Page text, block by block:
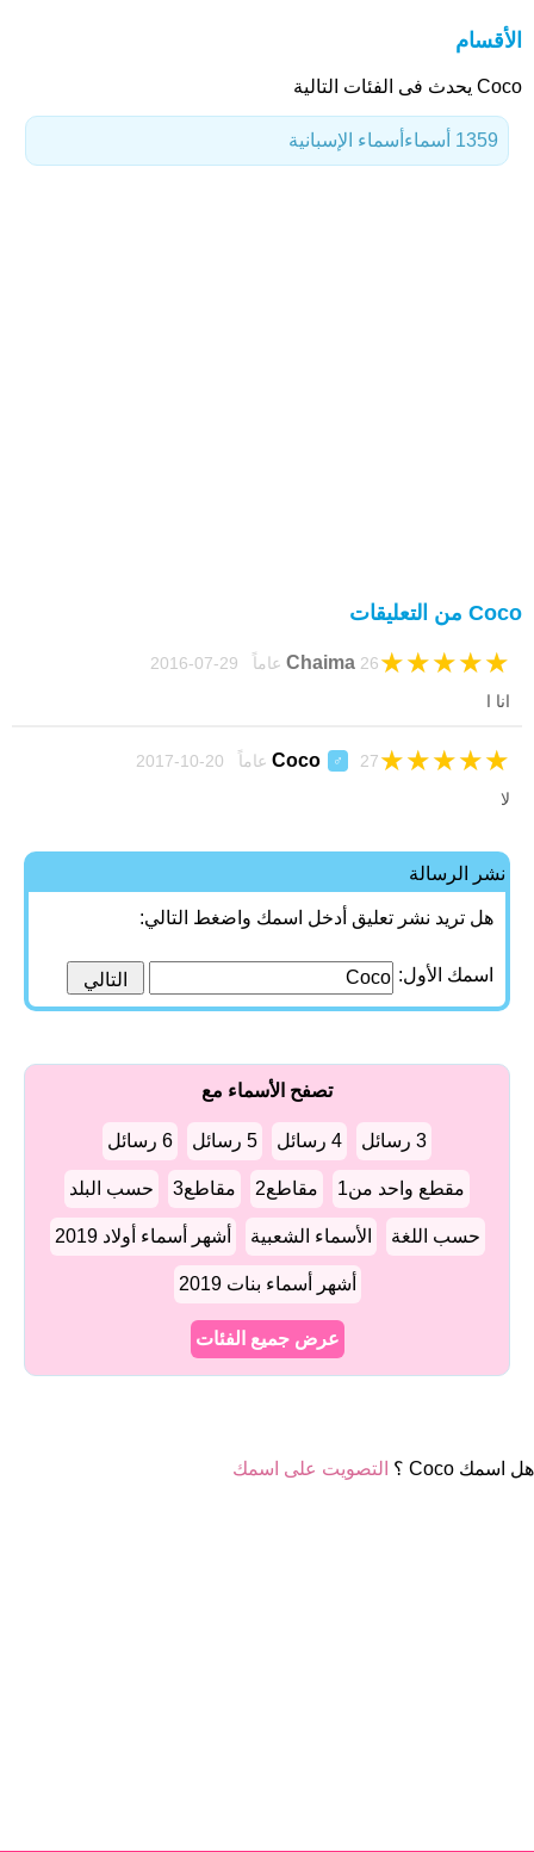
الأقسام
Coco يحدث فى الفئات التالية
أسماء الإسبانية 1359 أسماء
Coco من التعليقات
Chaima 26 عاماً 29-07-2016 ★
★
★
★
★
انا ا
Coco ♂ 27 عاماً 20-10-2017 ★
★
★
★
★
لا
نشر الرسالة
هل تريد نشر تعليق أدخل اسمك واضغط التالي:
اسمك الأول:
تصفح الأسماء مع
3 رسائل 4 رسائل 5 رسائل 6 رسائل
مقطع واحد من1 مقاطع2 مقاطع3 حسب البلد
حسب اللغة الأسماء الشعبية أشهر أسماء أولاد 2019
أشهر أسماء بنات 2019
عرض جميع الفئات
هل اسمك Coco ؟ التصويت على اسمك